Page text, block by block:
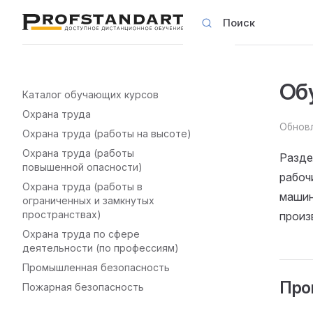
Skip to content Поиск
Каталог обучающих курсов
Охрана труда
Охрана труда (работы на высоте)
Охрана труда (работы
повышенной опасности)
Охрана труда (работы в
ограниченных и замкнутых
пространствах)
Охрана труда по сфере
деятельности (по профессиям)
Промышленная безопасность
Пожарная безопасность